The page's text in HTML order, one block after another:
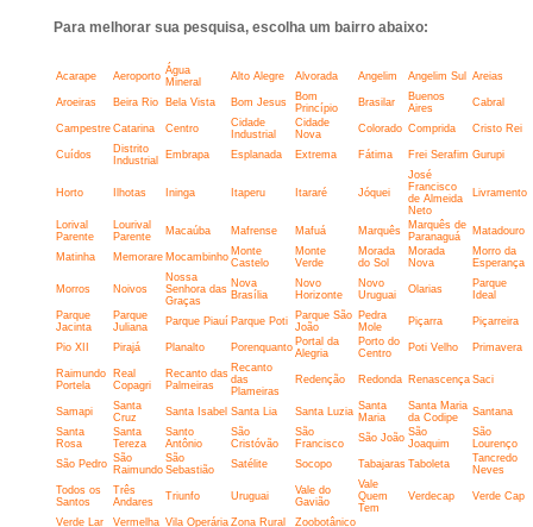
Para melhorar sua pesquisa, escolha um bairro abaixo:
Acarape Aeroporto Água
Mineral
Alto Alegre Alvorada Angelim Angelim Sul Areias
Aroeiras Beira Rio Bela Vista Bom Jesus
Bom
Princípio
Brasilar
Buenos
Aires
Cabral
Campestre Catarina Centro
Cidade
Industrial
Cidade
Nova
Colorado Comprida Cristo Rei
Cuídos
Distrito
Industrial
Embrapa Esplanada Extrema Fátima Frei Serafim Gurupi
Horto Ilhotas Ininga Itaperu Itararé Jóquei
José
Francisco
de Almeida
Neto
Livramento
Lorival
Parente
Lourival
Parente
Macaúba Mafrense Mafuá Marquês
Marquês de
Paranaguá
Matadouro
Matinha Memorare Mocambinho Monte
Castelo
Monte
Verde
Morada
do Sol
Morada
Nova
Morro da
Esperança
Morros Noivos
Nossa
Senhora das
Graças
Nova
Brasília
Novo
Horizonte
Novo
Uruguai
Olarias
Parque
Ideal
Parque
Jacinta
Parque
Juliana
Parque Piauí Parque Poti
Parque São
João
Pedra
Mole
Piçarra Piçarreira
Pio XII Pirajá Planalto Porenquanto Portal da
Alegria
Porto do
Centro
Poti Velho Primavera
Raimundo
Portela
Real
Copagri
Recanto das
Palmeiras
Recanto
das
Plameiras
Redenção Redonda Renascença Saci
Samapi
Santa
Cruz
Santa Isabel Santa Lia Santa Luzia Santa
Maria
Santa Maria
da Codipe
Santana
Santa
Rosa
Santa
Tereza
Santo
Antônio
São
Cristóvão
São
Francisco
São João São
Joaquim
São
Lourenço
São Pedro São
Raimundo
São
Sebastião
Satélite Socopo Tabajaras Taboleta
Tancredo
Neves
Todos os
Santos
Três
Andares
Triunfo Uruguai
Vale do
Gavião
Vale
Quem
Tem
Verdecap Verde Cap
Verde Lar Vermelha Vila Operária Zona Rural Zoobotânico